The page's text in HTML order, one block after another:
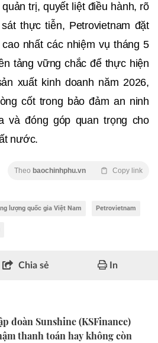
trị, quyết liệt điều hành, rõ
thực tiễn, Petrovietnam đặt
nhất các nhiệm vụ tháng 5
tảng vững chắc để thực hiện
xuất kinh doanh năm 2026,
cốt trong bảo đảm an ninh
và đóng góp quan trọng cho
nước.
Theo baochinhphu.vn Copy link
lượng quốc gia Việt Nam Petrovietnam
Chia sẻ In
đoàn Sunshine (KSFinance)
thanh toán hay không còn